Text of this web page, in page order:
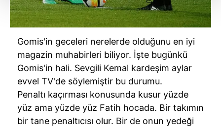
Her halükârda, kullanıcılar, bu çerezlere izin vermedikleri
takdirde, kullanıcılara hedefli reklamlar
gösterilmeyecektir."
Sizlere daha iyi bir hizmet sunabilmek için İnternet
Sitemizde kendimize ve üçüncü kişilere ait çerezler
kullanılmaktadır. Bu çerezler vasıtasıyla çeşitli kişisel
verileriniz işlenmekte olup gerekli olan çerezler bilgi
toplumu hizmetlerinin sunulması amacıyla
kullanılmaktadır. Diğer çerezler, sitemizin daha işlevsel
​Gomis'in geceleri nerelerde olduğunu en iyi
magazin muhabirleri biliyor. İşte bugünkü
Gomis'in hali. Sevgili Kemal kardeşim aylar
evvel TV'de söylemiştir bu durumu.
Penaltı kaçırması konusunda kusur yüzde
yüz ama yüzde yüz Fatih hocada. Bir takımın
bir tane penaltıcısı olur. Bir de onun yedeği